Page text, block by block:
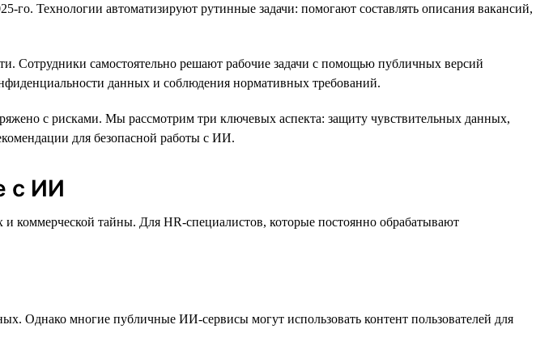
Технологии автоматизируют рутинные задачи: помогают составлять описания вакансий,
Сотрудники самостоятельно решают рабочие задачи с помощью публичных версий
данных и соблюдения нормативных требований.
с рисками. Мы рассмотрим три ключевых аспекта: защиту чувствительных данных,
для безопасной работы с ИИ.
с ИИ
тайны. Для HR-специалистов, которые постоянно обрабатывают
Однако многие публичные ИИ-сервисы могут использовать контент пользователей для